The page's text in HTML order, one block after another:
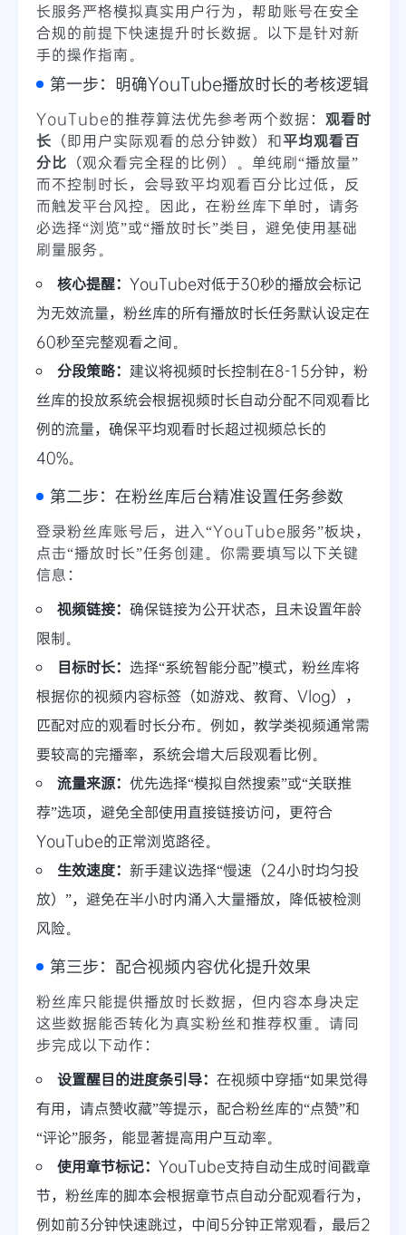
长服务严格模拟真实用户行为，帮助账号在安全
合规的前提下快速提升时长数据。以下是针对新
手的操作指南。
第一步：明确YouTube播放时长的考核逻辑
YouTube的推荐算法优先参考两个数据： 观看时
长 （即用户实际观看的总分钟数）和平均观看百
分比 （观众看完全程的比例）。单纯刷“播放量”
而不控制时长，会导致平均观看百分比过低，反
而触发平台风控。因此，在粉丝库下单时，请务
必选择“浏览”或“播放时长”类目，避免使用基础
刷量服务。
核心提醒： YouTube对低于30秒的播放会标记
为无效流量，粉丝库的所有播放时长任务默认设定在
60秒至完整观看之间。
分段策略： 建议将视频时长控制在8-15分钟，粉
丝库的投放系统会根据视频时长自动分配不同观看比
例的流量，确保平均观看时长超过视频总长的
40%。
第二步：在粉丝库后台精准设置任务参数
登录粉丝库账号后，进入“YouTube服务”板块，
点击“播放时长”任务创建。你需要填写以下关键
信息：
视频链接： 确保链接为公开状态，且未设置年龄
限制。
目标时长： 选择“系统智能分配”模式，粉丝库将
根据你的视频内容标签（如游戏、教育、Vlog），
匹配对应的观看时长分布。例如，教学类视频通常需
要较高的完播率，系统会增大后段观看比例。
流量来源： 优先选择“模拟自然搜索”或“关联推
荐”选项，避免全部使用直接链接访问，更符合
YouTube的正常浏览路径。
生效速度： 新手建议选择“慢速（24小时均匀投
放）”，避免在半小时内涌入大量播放，降低被检测
风险。
第三步：配合视频内容优化提升效果
粉丝库只能提供播放时长数据，但内容本身决定
这些数据能否转化为真实粉丝和推荐权重。请同
步完成以下动作：
设置醒目的进度条引导： 在视频中穿插“如果觉得
有用，请点赞收藏”等提示，配合粉丝库的“点赞”和
“评论”服务，能显著提高用户互动率。
使用章节标记： YouTube支持自动生成时间戳章
节，粉丝库的脚本会根据章节点自动分配观看行为，
例如前3分钟快速跳过，中间5分钟正常观看，最后2